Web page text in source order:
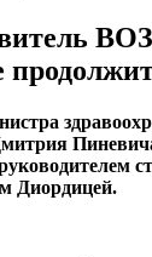
Диордицей.